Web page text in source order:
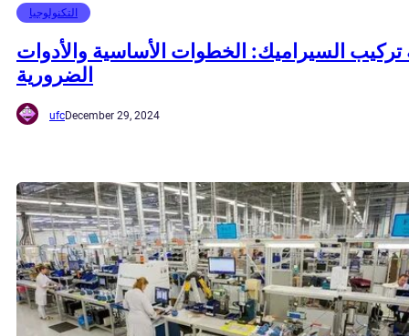
التكنولوجيا
تركيب السيراميك: الخطوات الأساسية والأدوات
الضرورية
ufcDecember 29, 2024